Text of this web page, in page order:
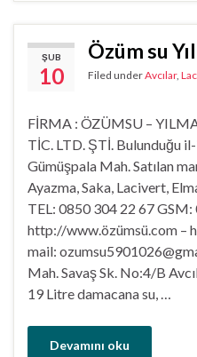
ŞUB
10
Özüm su
Filed underAvcılar,
FİRMA : ÖZÜMSU –
TİC. LTD. ŞTİ. Bulunduğu
Gümüşpala Mah. Satılan
Ayazma, Saka, Lacivert,
TEL: 0850 304 22 67
http://www.özümsü.com –
mail:
Mah. Savaş Sk. No:4/B
19 Litre damacana su, …
Devamını oku